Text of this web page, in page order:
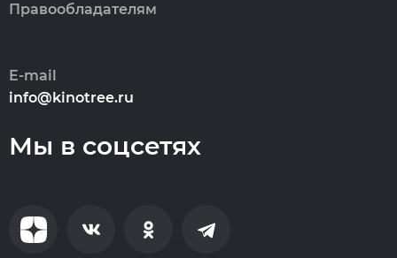
Правообладателям
E-mail
info@kinotree.ru
Мы в соцсетях